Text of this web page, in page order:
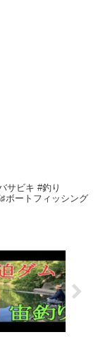
サビキ #釣り
ボートフィッシング